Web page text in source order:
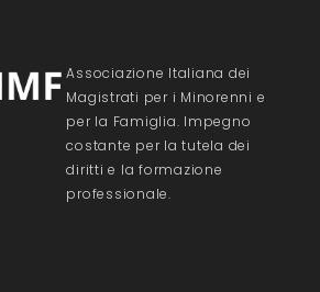
Associazione Italiana dei
Magistrati per i Minorenni e
per la Famiglia. Impegno
costante per la tutela dei
diritti e la formazione
professionale.